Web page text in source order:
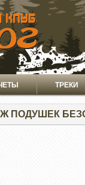
ТРЕКИ
ПОДУШЕК